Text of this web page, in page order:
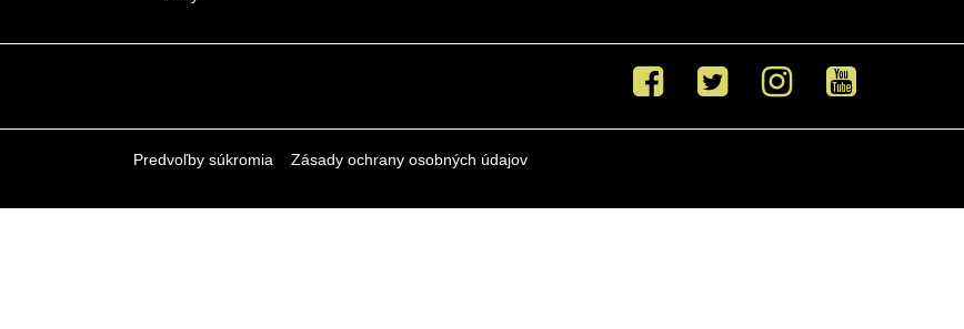
Facebook Twitter Instagram Youtube
Predvoľby súkromia Zásady ochrany osobných údajov